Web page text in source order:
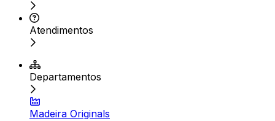
Atendimentos
Departamentos
Madeira Originals